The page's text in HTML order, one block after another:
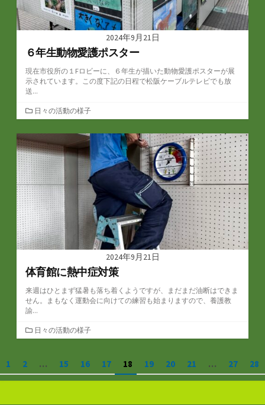
2024年9月21日
６年生動物愛護ポスター
現在市役所の１Fロビーに、６年生が描いた動物愛護ポスターが展
示されています。この度下記の日程で松阪ケーブルテレビでも放
送...
カ
テ
ゴ
リ
ー
日々の活動の様子
2024年9月21日
体育館に熱中症対策
来週はひとまず猛暑も落ち着くようですが、まだまだ油断はできま
せん。まもなく運動会に向けての練習も始まりますので、養護教
諭...
カ
テ
ー
日々の活動の様子
投
稿
1 2 … 15 16 17 18 19 20 21 … 27 28